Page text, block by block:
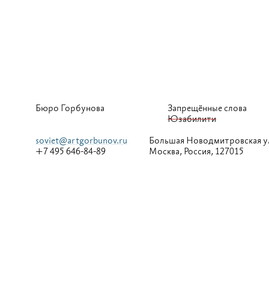
Бюро Горбунова
Запрещённые слова
Юзабилити
soviet@artgorbunov.ru
+7 495 646-84-89
Большая Новодмитровская
Москва, Россия, 127015